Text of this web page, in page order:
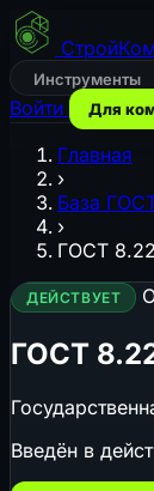
Инструменты
Войти Для
Главная
›
База
›
ГОСТ
ДЕЙСТВУЕТ
ГОСТ
Введён в